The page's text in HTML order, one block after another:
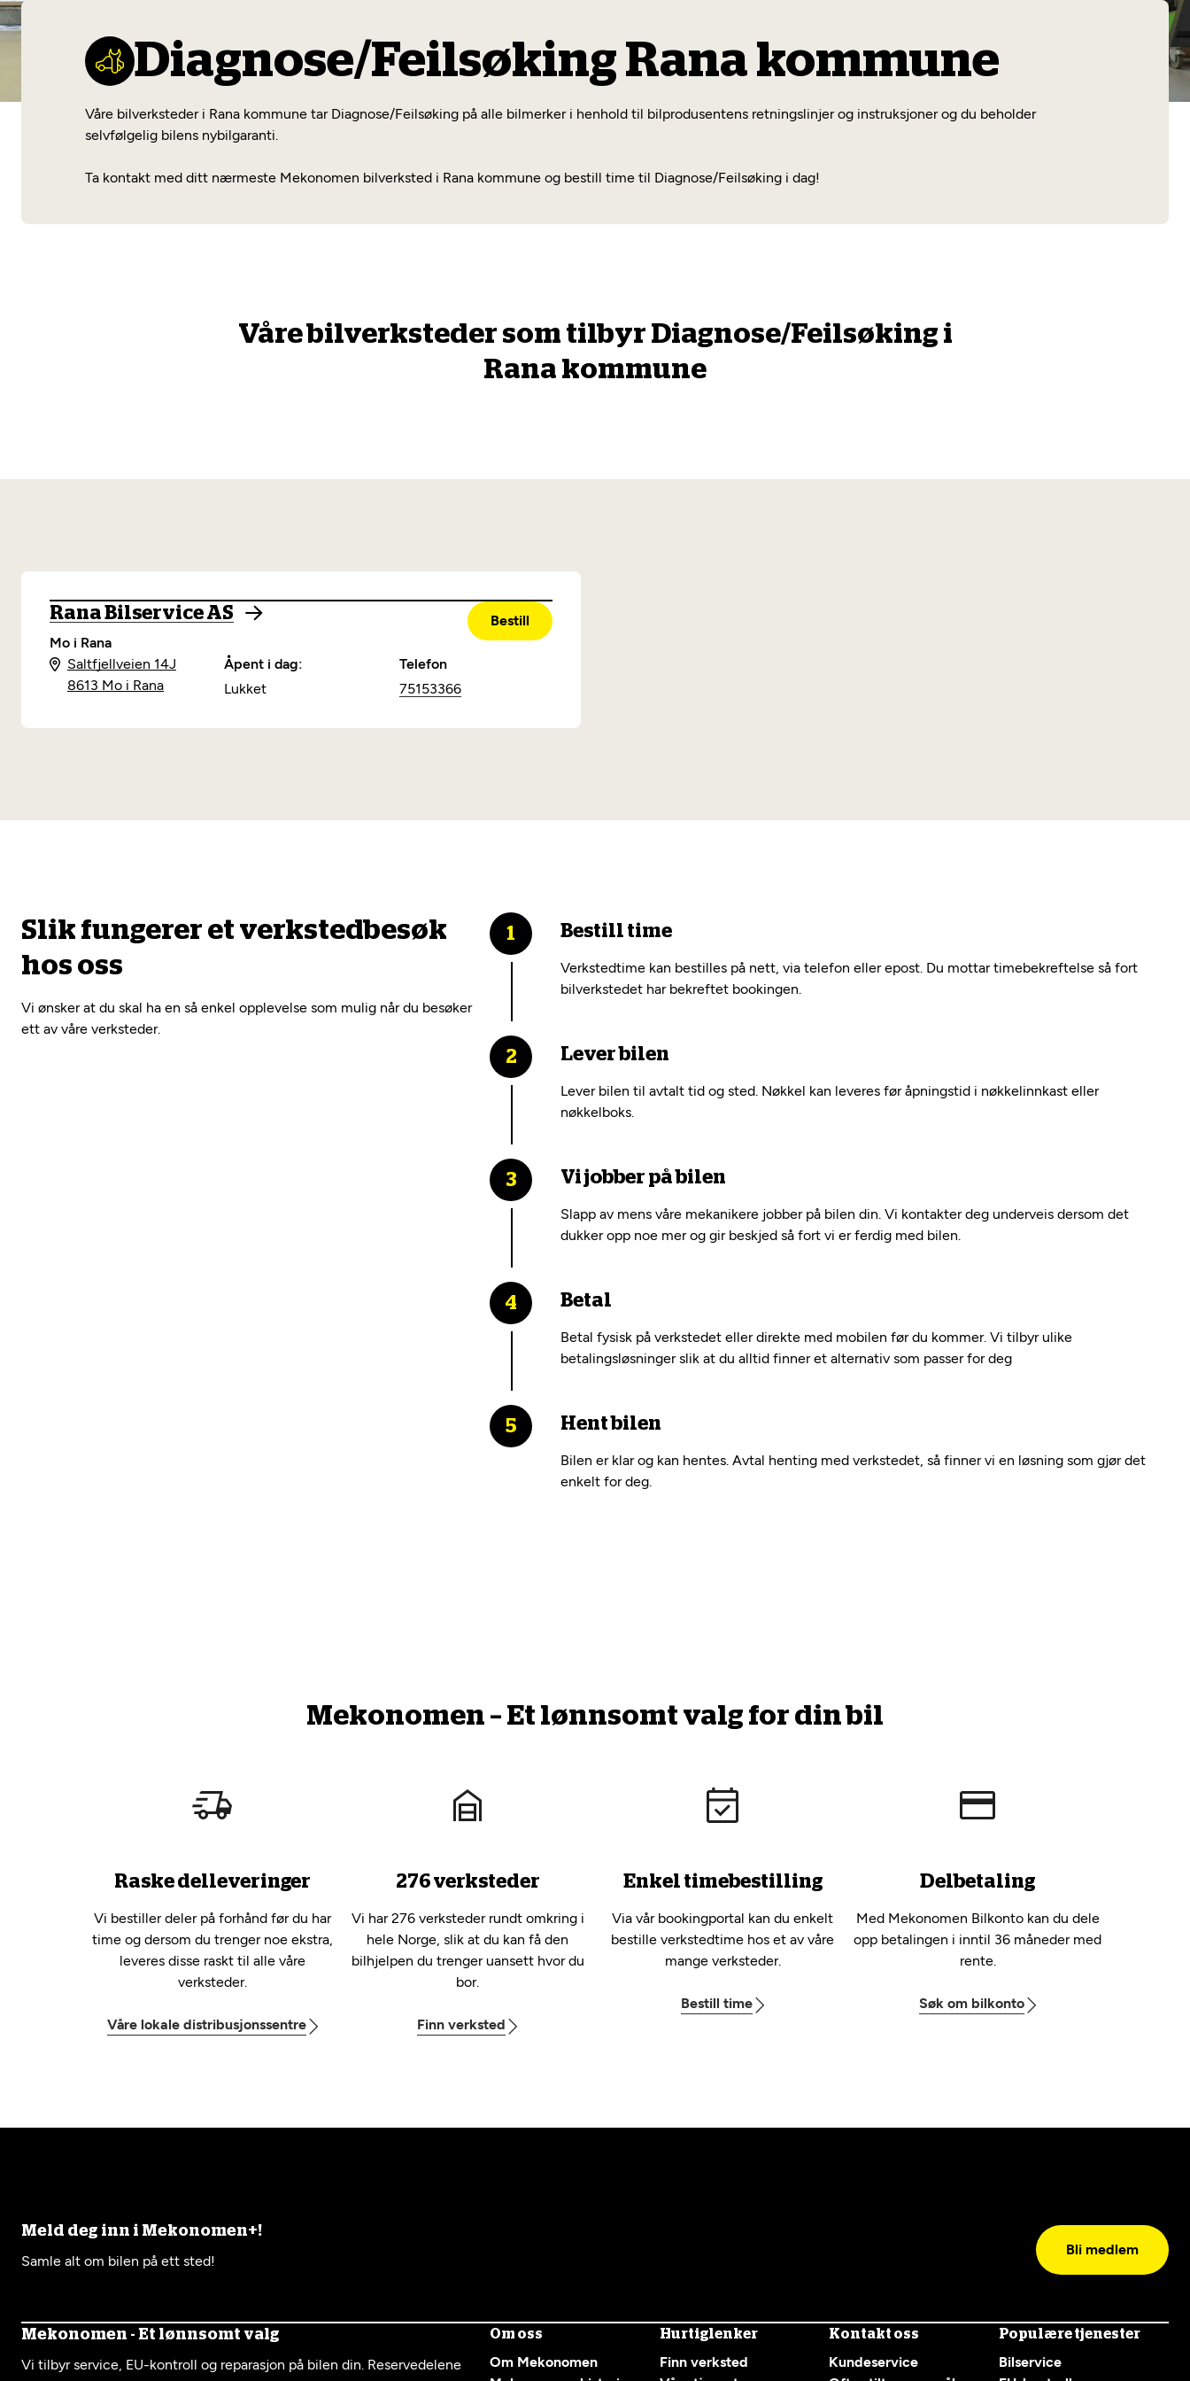
Diagnose/Feilsøking Rana kommune
Våre bilverksteder i Rana kommune tar Diagnose/Feilsøking på alle bilmerker i henhold til bilprodusentens retningslinjer og instruksjoner og du beholder
selvfølgelig bilens nybilgaranti.
Ta kontakt med ditt nærmeste Mekonomen bilverksted i Rana kommune og bestill time til Diagnose/Feilsøking i dag!
Våre bilverksteder som tilbyr Diagnose/Feilsøking i
Rana kommune
Rana Bilservice AS
Mo i Rana
Bestill
Saltfjellveien 14J
8613 Mo i Rana
Åpent i dag:
Lukket
Telefon
75153366
Slik fungerer et verkstedbesøk
hos oss
Vi ønsker at du skal ha en så enkel opplevelse som mulig når du besøker
ett av våre verksteder.
Bestill time
Verkstedtime kan bestilles på nett, via telefon eller epost. Du mottar timebekreftelse så fort
bilverkstedet har bekreftet bookingen.
Lever bilen
Lever bilen til avtalt tid og sted. Nøkkel kan leveres før åpningstid i nøkkelinnkast eller
nøkkelboks.
Vi jobber på bilen
Slapp av mens våre mekanikere jobber på bilen din. Vi kontakter deg underveis dersom det
dukker opp noe mer og gir beskjed så fort vi er ferdig med bilen.
Betal
Betal fysisk på verkstedet eller direkte med mobilen før du kommer. Vi tilbyr ulike
betalingsløsninger slik at du alltid finner et alternativ som passer for deg
Hent bilen
Bilen er klar og kan hentes. Avtal henting med verkstedet, så finner vi en løsning som gjør det
enkelt for deg.
Mekonomen – Et lønnsomt valg for din bil
Raske delleveringer
Vi bestiller deler på forhånd før du har
time og dersom du trenger noe ekstra,
leveres disse raskt til alle våre
verksteder.
Våre lokale distribusjonssentre
276 verksteder
Vi har 276 verksteder rundt omkring i
hele Norge, slik at du kan få den
bilhjelpen du trenger uansett hvor du
bor.
Finn verksted
Enkel timebestilling
Via vår bookingportal kan du enkelt
bestille verkstedtime hos et av våre
mange verksteder.
Bestill time
Delbetaling
Med Mekonomen Bilkonto kan du dele
opp betalingen i inntil 36 måneder med
rente.
Søk om bilkonto
Meld deg inn i Mekonomen+!
Samle alt om bilen på ett sted!
Bli medlem
Mekonomen - Et lønnsomt valg
Vi tilbyr service, EU-kontroll og reparasjon på bilen din. Reservedelene
Om oss
Om Mekonomen
Hurtiglenker
Finn verksted
Kontakt oss
Kundeservice
Populære tjenester
Bilservice